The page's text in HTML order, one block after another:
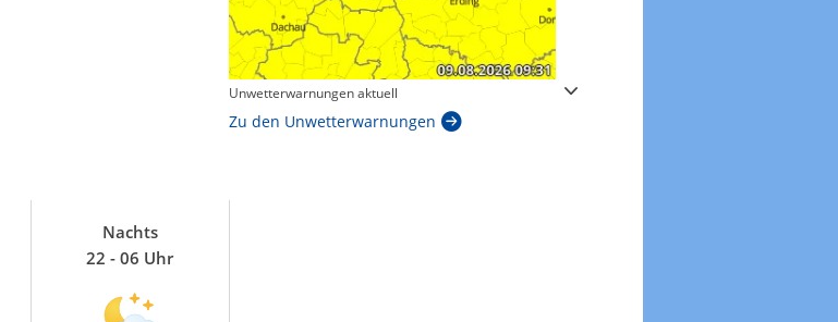
Nachts
22 - 06 Uhr
Unwetterwarnungen aktuell
Zu den Unwetterwarnungen